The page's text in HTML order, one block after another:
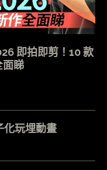
即拍即剪！10 款
面睇
化玩埋動畫